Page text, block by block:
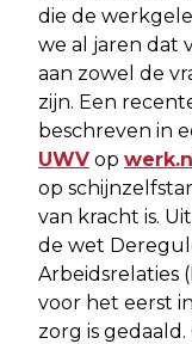
die de
we al jaren dat
aan zowel de
zijn. Een
beschreven in
UWV op
op
van kracht is.
de wet
Arbeidsrelaties
voor het eerst
zorg is